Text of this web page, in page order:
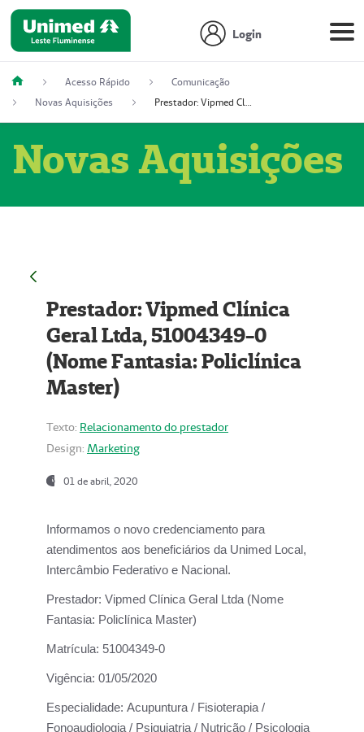
Login
Acesso Rápido
Comunicação
Novas Aquisições
Prestador: Vipmed Clínica Geral Ltda, 51004349-0 (Nome Fantasia: Policlínica Master)
Novas Aquisições
Prestador: Vipmed Clínica
Geral Ltda, 51004349-0
(Nome Fantasia: Policlínica
Master)
Texto: Relacionamento do prestador
Design: Marketing
01 de abril, 2020
Informamos o novo credenciamento para
atendimentos aos beneficiários da Unimed Local,
Intercâmbio Federativo e Nacional.
Prestador: Vipmed Clínica Geral Ltda (Nome
Fantasia: Policlínica Master)
Matrícula: 51004349-0
Vigência: 01/05/2020
Especialidade: Acupuntura / Fisioterapia /
Fonoaudiologia / Psiquiatria / Nutrição / Psicologia